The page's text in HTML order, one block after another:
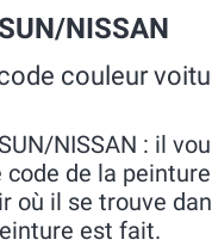
NISSAN
couleur
NISSAN : il
de la
où il se trouve
est fait.